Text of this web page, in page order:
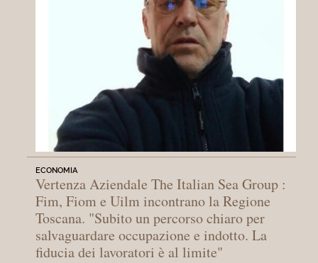
ECONOMIA
Vertenza Aziendale The Italian Sea Group :
Fim, Fiom e Uilm incontrano la Regione
Toscana. "Subito un percorso chiaro per
salvaguardare occupazione e indotto. La
fiducia dei lavoratori è al limite"